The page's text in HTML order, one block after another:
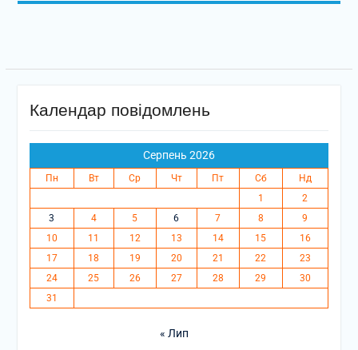
Календар повідомлень
Серпень 2026
Пн Вт Ср Чт Пт Сб
Нд
1
2
3
4 5 6 7 8
9
10
11 12 13 14 15
16
17
18 19 20 21 22
23
24
25 26 27 28 29
30
31
« Лип